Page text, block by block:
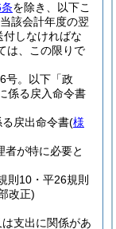
を除き、以下こ
該会計年度の翌
しなければな
は、この限りで
号。以下「政
係る戻入命令書
戻出命令書(様
者が特に必要と
則10・平26規則
改正)
支出に関係があ